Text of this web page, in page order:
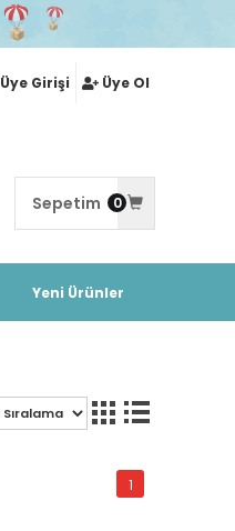
Üye Girişi Üye Ol
Sepetim 0
Yeni Ürünler
1